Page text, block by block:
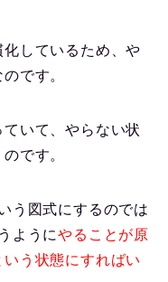
しているため、や
です。
いて、やらない状
です。
う図式にするのでは
ようにやることが原
う状態にすればい